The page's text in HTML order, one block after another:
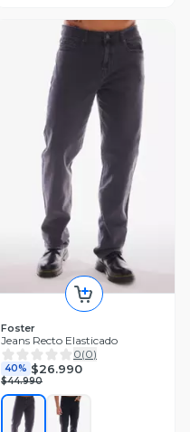
Foster
Jeans Recto Elasticado
0(0)
40% $26.990
$44.990